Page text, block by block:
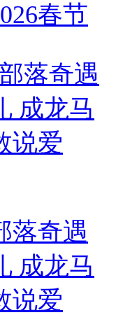
春节
落奇遇
成龙马
说爱